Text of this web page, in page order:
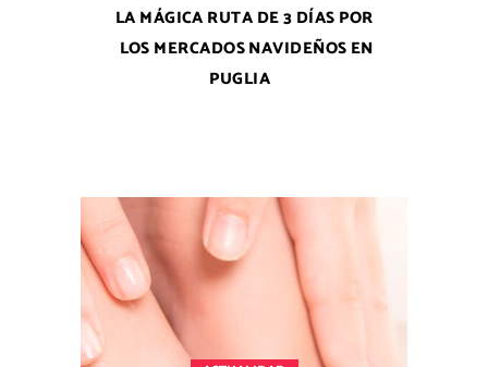
LA MÁGICA RUTA DE 3 DÍAS POR
LOS MERCADOS NAVIDEÑOS EN
PUGLIA